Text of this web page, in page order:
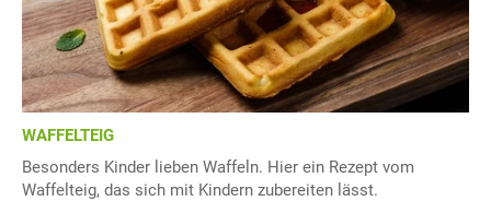
WAFFELTEIG
Besonders Kinder lieben Waffeln. Hier ein Rezept vom
Waffelteig, das sich mit Kindern zubereiten lässt.